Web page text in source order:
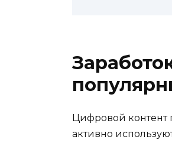
Цифровой контент
активно